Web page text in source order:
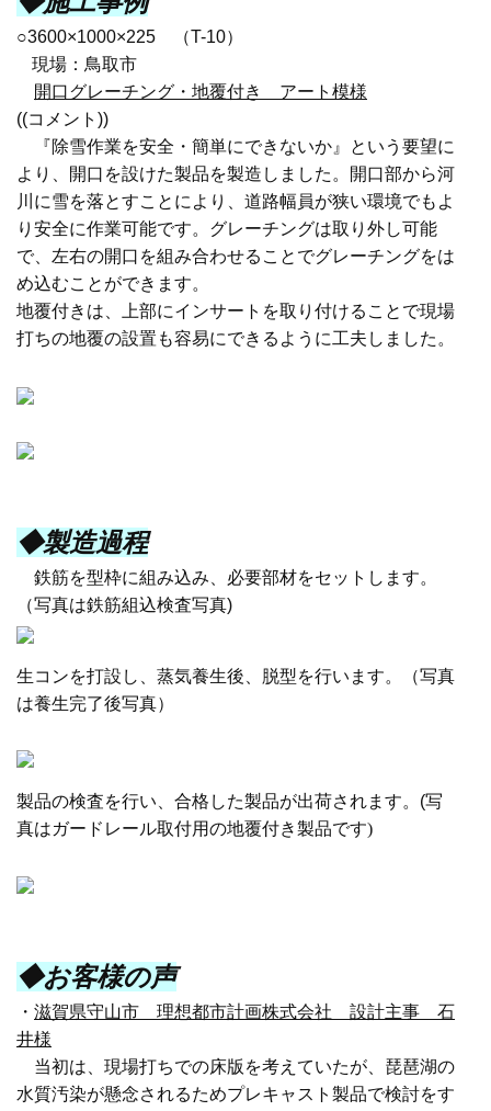
○3600×1000×225 （T-10）
現場：鳥取市
開口グレーチング・地覆付き アート模様
((コメント))
『除雪作業を安全・簡単にできないか』という要望に
より、開口を設けた製品を製造しました。開口部から河
川に雪を落とすことにより、道路幅員が狭い環境でもよ
り安全に作業可能です。グレーチングは取り外し可能
で、左右の開口を組み合わせることでグレーチングをは
め込むことができます。
地覆付きは、上部にインサートを取り付けることで現場
打ちの地覆の設置も容易にできるように工夫しました。
◆製造過程
鉄筋を型枠に組み込み、必要部材をセットします。
（写真は鉄筋組込検査写真)
生コンを打設し、蒸気養生後、脱型を行います。（写真
は養生完了後写真）
製品の検査を行い、合格した製品が出荷されます。 (写
真はガードレール取付用の地覆付き製品です)
◆お客様の声
・ 滋賀県守山市 理想都市計画株式会社 設計主事 石
井様
当初は、現場打ちでの床版を考えていたが、琵琶湖の
水質汚染が懸念されるためプレキャスト製品で検討をす